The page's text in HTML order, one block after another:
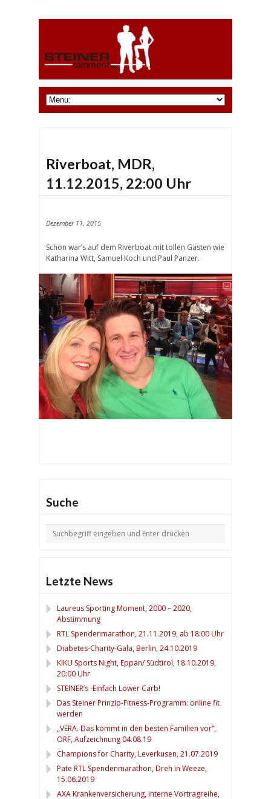
Riverboat, MDR,
11.12.2015, 22:00 Uhr
Dezember 11, 2015
Schön war’s auf dem Riverboat mit tollen Gästen wie
Katharina Witt, Samuel Koch und Paul Panzer.
1
2
3
4
Suche
Letzte News
Laureus Sporting Moment, 2000 – 2020,
Abstimmung
RTL Spendenmarathon, 21.11.2019, ab 18:00 Uhr
Diabetes-Charity-Gala, Berlin, 24.10.2019
KIKU Sports Night, Eppan/ Südtirol, 18.10.2019,
20:00 Uhr
STEINER’s -Einfach Lower Carb!
Das Steiner Prinzip-Fitness-Programm: online fit
werden
„VERA. Das kommt in den besten Familien vor“,
ORF, Aufzeichnung 04.08.19
Champions for Charity, Leverkusen, 21.07.2019
Pate RTL Spendenmarathon, Dreh in Weeze,
15.06.2019
AXA Krankenversicherung, interne Vortragreihe,